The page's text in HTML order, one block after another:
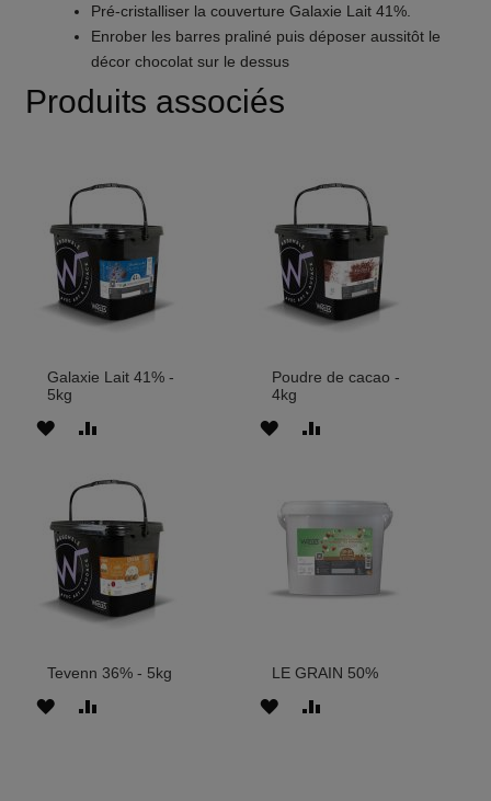
Pré-cristalliser la couverture Galaxie Lait 41%.
Enrober les barres praliné puis déposer aussitôt le
décor chocolat sur le dessus
Produits associés
Galaxie Lait 41% -
5kg
AJOUTER
MES
FAVORIS
AJOUTER
COMPARATEUR
Poudre de cacao -
4kg
AJOUTER
FAVORIS
COMPARATEUR
Tevenn 36% - 5kg
AJOUTERAJOUTER
LE GRAIN 50%
AJOUTER